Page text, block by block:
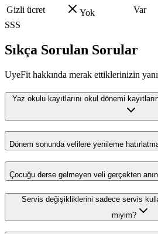
Gizli ücret
Yok Var
SSS
Sıkça Sorulan Sorular
UyeFit hakkında merak ettiklerinizin
Yaz okulu kayıtlarını okul dönemi
Dönem sonunda velilere yenileme
Çocuğu derse gelmeyen veli gerçekten
Servis değişikliklerini sadece servis
miyim?